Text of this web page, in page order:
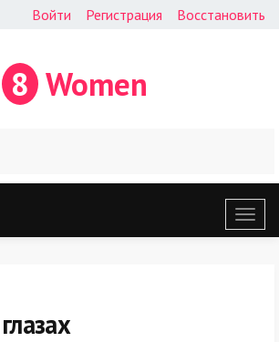
Войти Регистрация Восстановить
8 Women
меню